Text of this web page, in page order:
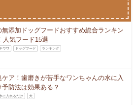
無添加ドッグフードおすすめ総合ランキン
人気フード15選
ワワ ドッグフード ランキング
ケア！歯磨きが苦手なワンちゃんの水に入
予防法は効果ある？
に入れるだけ 犬